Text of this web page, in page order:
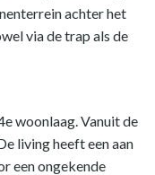
achter het
via de trap als de
woonlaag. Vanuit de
living heeft een aan
een ongekende